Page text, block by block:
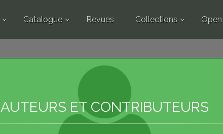
Catalogue Revues Collections
AUTEURS ET CONTRIBUTEURS